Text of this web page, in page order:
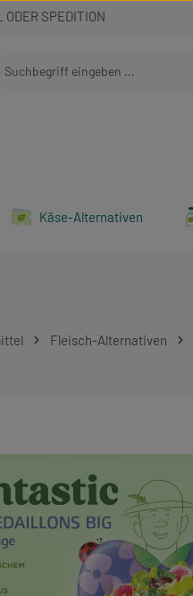
Käse-Alternativen
Fleisch-Alternativen